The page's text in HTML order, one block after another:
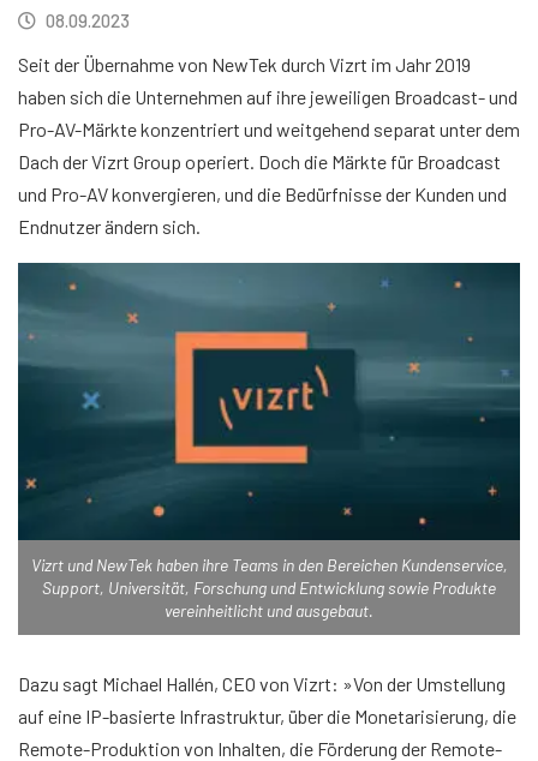
08.09.2023
Seit der Übernahme von NewTek durch Vizrt im Jahr 2019
haben sich die Unternehmen auf ihre jeweiligen Broadcast- und
Pro-AV-Märkte konzentriert und weitgehend separat unter dem
Dach der Vizrt Group operiert. Doch die Märkte für Broadcast
und Pro-AV konvergieren, und die Bedürfnisse der Kunden und
Endnutzer ändern sich.
Vizrt und NewTek haben ihre Teams in den Bereichen Kundenservice,
Support, Universität, Forschung und Entwicklung sowie Produkte
vereinheitlicht und ausgebaut.
Dazu sagt Michael Hallén, CEO von Vizrt: »Von der Umstellung
auf eine IP-basierte Infrastruktur, über die Monetarisierung, die
Remote-Produktion von Inhalten, die Förderung der Remote-